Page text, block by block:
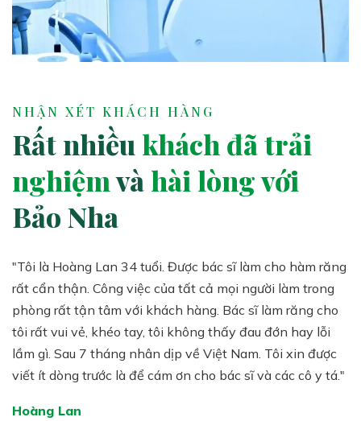
NHẬN XÉT KHÁCH HÀNG
Rất nhiều khách đã trải
nghiệmvàhài lòng với
Bảo Nha
"Tôi là Hoàng Lan 34 tuổi. Được bác sĩ làm cho hàm răng
rất cẩn thận. Công việc của tất cả mọi người làm trong
phòng rất tận tâm với khách hàng. Bác sĩ làm răng cho
tôi rất vui vẻ, khéo tay, tôi không thấy đau đớn hay lỗi
lầm gì. Sau 7 tháng nhân dịp về Việt Nam. Tôi xin được
viết ít dòng trước là để cám ơn cho bác sĩ và các cô y tá."
Hoàng Lan
Trước hết tôi gởi lời chào sức khỏe đến bác sĩ Tuấn và
các cô y tá! Tôi đã về đến Nhật bình an và mang theo
được nụ cười đẹp về bên này!!
Thành thật cảm ơn bác sĩ rất tận tâm trong thời gian
qua. Chúc nha khoa Bảo Nha luôn gặp mọi sự như ý và
tiếp tục thành công nhiều trong lãnh vực nha khoa hiện
Tôi là Thanh người từ xứ Úc về Việt Nam làm răng
Implant.
Tôi rất vui mừng khi mình tìm được đúng chỗ để mình có
thể có một hàm răng như ý.Trải qua 8 tháng tôi giờ đây
rất vui vẻ và hạnh phúc như người vừa tìm lại sự sống.
Xin cám ơn mọi người ở nha khoa Bảo Nha đã tận tình